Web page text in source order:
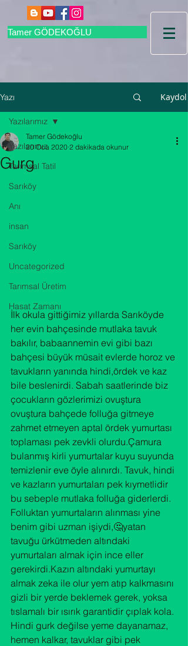
Tamer GÖDEKOĞLU
Yazı Kaydol
Yazılarımız
Tarımsal Tatil
Sarıköy
Anı
insan
Sarıköy
Uncategorized
Tarımsal Üretim
Hasat Zamanı
Yazılarımız
Gurg
Tamer Gödekoğlu
20 Oca 2020 2 dakikada okunur
İlk okula gittiğimiz yıllarda Sarıköyde
her evin bahçesinde mutlaka tavuk
bakılır, babaannemin evi gibi bazı
bahçesi büyük müsait evlerde horoz ve
tavukların yanında hindi,ördek ve kaz
bile beslenirdi. Sabah saatlerinde biz
çocukların gözlerimizi ovuştura
ovuştura bahçede folluğa gitmeye
zahmet etmeyen aptal ördek yumurtası
toplaması pek zevkli olurdu.Çamura
bulanmış kirli yumurtalar kuyu suyunda
temizlenir eve öyle alınırdı. Tavuk, hindi
ve kazların yumurtaları pek kıymetlidir
bu sebeple mutlaka folluğa giderlerdi.
Folluktan yumurtaların alınması yine
benim gibi uzman işiydi,🤔yatan
tavuğu ürkütmeden altındaki
yumurtaları almak için ince eller
gerekirdi.Kazın altındaki yumurtayı
almak zeka ile olur yem atıp kalkmasını
gizli bir yerde beklemek gerek, yoksa
tıslamalı bir ısırık garantidir çıplak kola.
Hindi gurk değilse yeme dayanamaz,
hemen kalkar, tavuklar gibi pek